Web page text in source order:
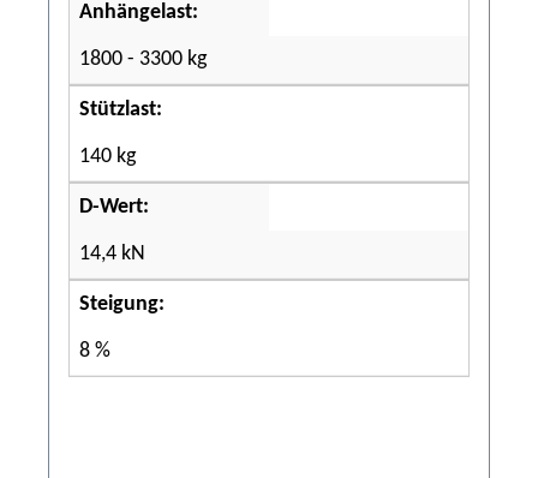
Anhängelast:
1800 - 3300 kg
Stützlast:
140 kg
D-Wert:
14,4 kN
Steigung:
8 %